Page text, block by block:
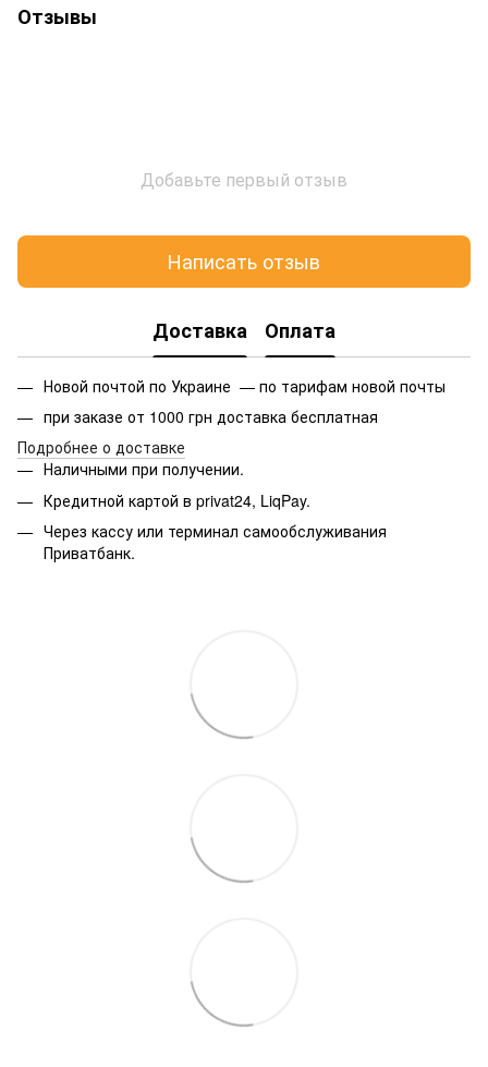
Отзывы
Добавьте первый отзыв
Написать отзыв
Доставка Оплата
Новой почтой по Украине — по тарифам новой почты
при заказе от 1000 грн доставка бесплатная
Подробнее о доставке
Наличными при получении.
Кредитной картой в privat24, LiqPay.
Через кассу или терминал самообслуживания
Приватбанк.